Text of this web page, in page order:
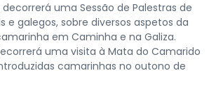
uma Sessão de Palestras de
e galegos, sobre diversos aspetos da
em Caminha e na Galiza.
uma visita à Mata do Camarido
camarinhas no outono de